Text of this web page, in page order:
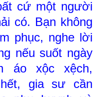
cứ một người
có. Bạn không
phục, nghe lời
nếu suốt ngày
áo xộc xệch,
gia sư cần